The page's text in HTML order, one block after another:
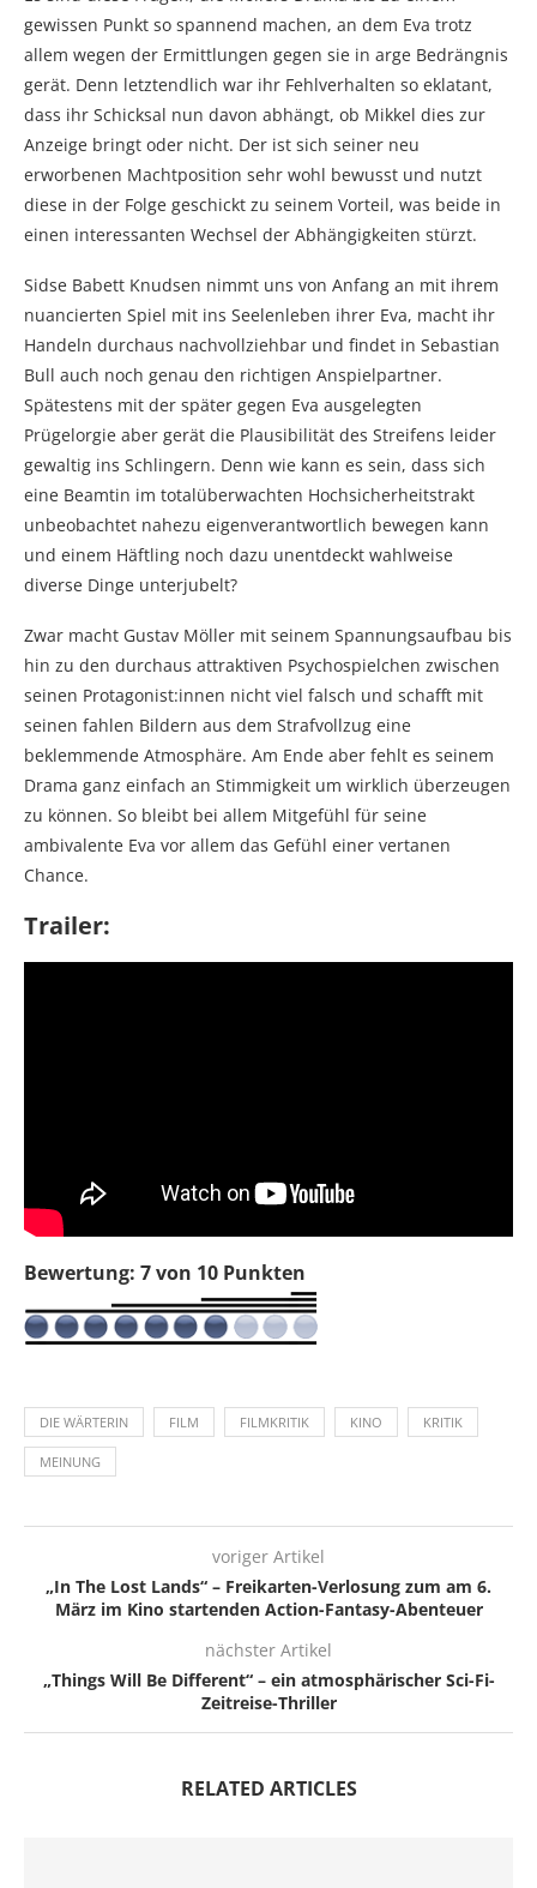
gewissen Punkt so spannend machen, an dem Eva trotz
allem wegen der Ermittlungen gegen sie in arge Bedrängnis
gerät. Denn letztendlich war ihr Fehlverhalten so eklatant,
dass ihr Schicksal nun davon abhängt, ob Mikkel dies zur
Anzeige bringt oder nicht. Der ist sich seiner neu
erworbenen Machtposition sehr wohl bewusst und nutzt
diese in der Folge geschickt zu seinem Vorteil, was beide in
einen interessanten Wechsel der Abhängigkeiten stürzt.
Sidse Babett Knudsen nimmt uns von Anfang an mit ihrem
nuancierten Spiel mit ins Seelenleben ihrer Eva, macht ihr
Handeln durchaus nachvollziehbar und findet in Sebastian
Bull auch noch genau den richtigen Anspielpartner.
Spätestens mit der später gegen Eva ausgelegten
Prügelorgie aber gerät die Plausibilität des Streifens leider
gewaltig ins Schlingern. Denn wie kann es sein, dass sich
eine Beamtin im totalüberwachten Hochsicherheitstrakt
unbeobachtet nahezu eigenverantwortlich bewegen kann
und einem Häftling noch dazu unentdeckt wahlweise
diverse Dinge unterjubelt?
Zwar macht Gustav Möller mit seinem Spannungsaufbau bis
hin zu den durchaus attraktiven Psychospielchen zwischen
seinen Protagonist:innen nicht viel falsch und schafft mit
seinen fahlen Bildern aus dem Strafvollzug eine
beklemmende Atmosphäre. Am Ende aber fehlt es seinem
Drama ganz einfach an Stimmigkeit um wirklich überzeugen
zu können. So bleibt bei allem Mitgefühl für seine
ambivalente Eva vor allem das Gefühl einer vertanen
Chance.
Trailer:
Bewertung: 7 von 10 Punkten
DIE WÄRTERIN FILM FILMKRITIK KINO KRITIK
MEINUNG
voriger Artikel
„In The Lost Lands“ – Freikarten-Verlosung zum am 6.
März im Kino startenden Action-Fantasy-Abenteuer
nächster Artikel
„Things Will Be Different“ – ein atmosphärischer Sci-Fi-
Zeitreise-Thriller
RELATED ARTICLES